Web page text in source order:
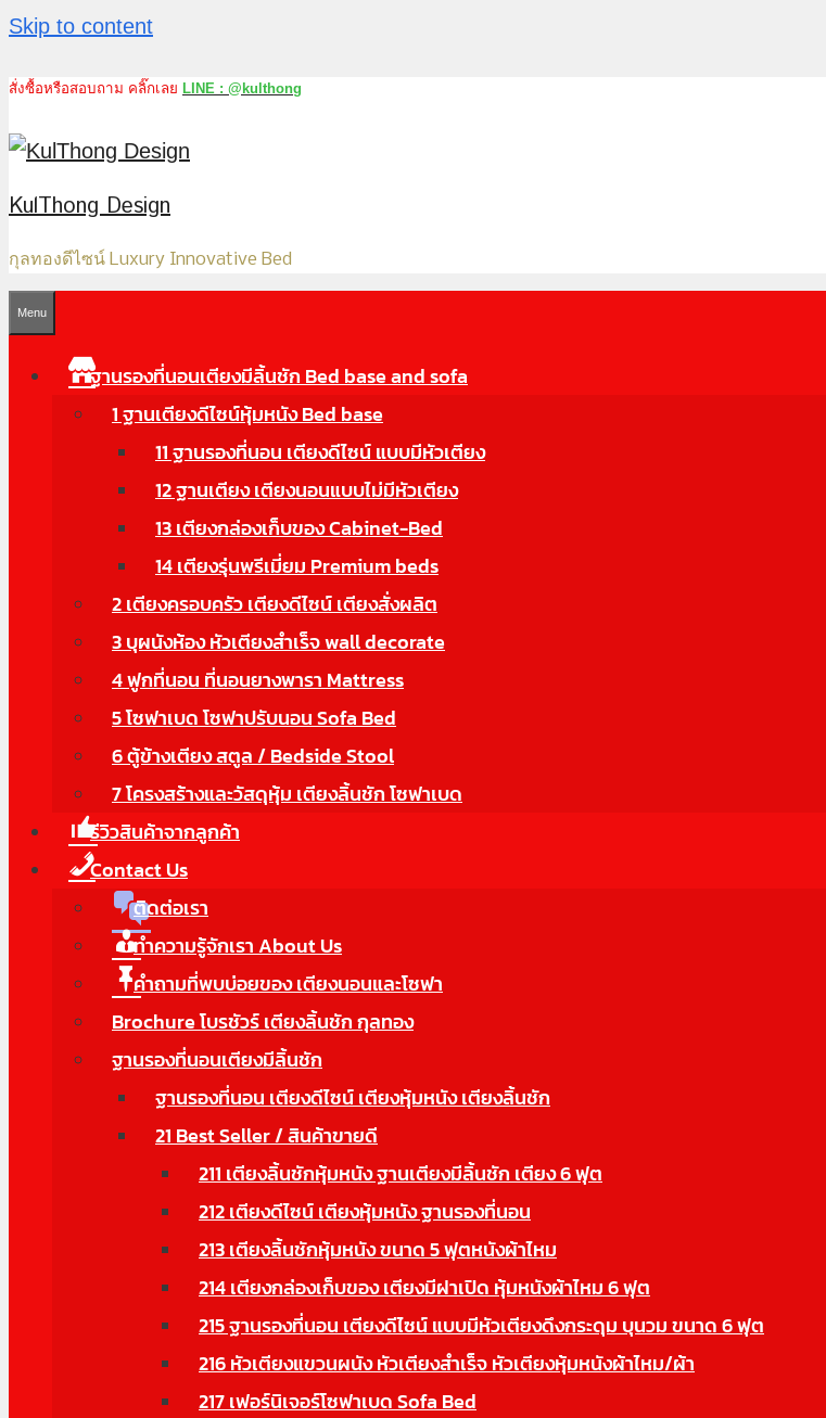
Skip to content
สั่งซื้อหรือสอบถาม คลิ๊กเลย LINE : @kulthong
KulThong Design
กุลทองดีไซน์ Luxury Innovative Bed
Menu
ฐานรองที่นอนเตียงมีลิ้นชัก Bed base and sofa
1 ฐานเตียงดีไซน์หุ้มหนัง Bed base
11 ฐานรองที่นอน เตียงดีไซน์ แบบมีหัวเตียง
12 ฐานเตียง เตียงนอนแบบไม่มีหัวเตียง
13 เตียงกล่องเก็บของ Cabinet-Bed
14 เตียงรุ่นพรีเมี่ยม Premium beds
2 เตียงครอบครัว เตียงดีไซน์ เตียงสั่งผลิต
3 บุผนังห้อง หัวเตียงสำเร็จ wall decorate
4 ฟูกที่นอน ที่นอนยางพารา Mattress
5 โซฟาเบด โซฟาปรับนอน Sofa Bed
6 ตู้ข้างเตียง สตูล / Bedside Stool
7 โครงสร้างและวัสดุหุ้ม เตียงลิ้นชัก โซฟาเบด
รีวิวสินค้าจากลูกค้า
Contact Us
ติดต่อเรา
ทำความรู้จักเรา About Us
คำถามที่พบบ่อยของ เตียงนอนและโซฟา
Brochure โบรชัวร์ เตียงลิ้นชัก กุลทอง
ฐานรองที่นอนเตียงมีลิ้นชัก
ฐานรองที่นอน เตียงดีไซน์ เตียงหุ้มหนัง เตียงลิ้นชัก
21 Best Seller / สินค้าขายดี
211 เตียงลิ้นชักหุ้มหนัง ฐานเตียงมีลิ้นชัก เตียง 6 ฟุต
212 เตียงดีไซน์ เตียงหุ้มหนัง ฐานรองที่นอน
213 เตียงลิ้นชักหุ้มหนัง ขนาด 5 ฟุตหนังผ้าไหม
214 เตียงกล่องเก็บของ เตียงมีฝาเปิด หุ้มหนังผ้าไหม 6 ฟุต
215 ฐานรองที่นอน เตียงดีไซน์ แบบมีหัวเตียงดึงกระดุม บุนวม ขนาด 6 ฟุต
216 หัวเตียงแขวนผนัง หัวเตียงสำเร็จ หัวเตียงหุ้มหนังผ้าไหม/ผ้า
217 เฟอร์นิเจอร์โซฟาเบด Sofa Bed